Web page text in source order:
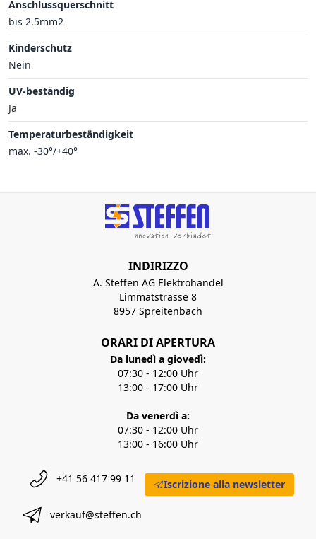
Anschlussquerschnitt
bis 2.5mm2
Kinderschutz
Nein
UV-beständig
Ja
Temperaturbeständigkeit
max. -30°/+40°
INDIRIZZO
A. Steffen AG Elektrohandel
Limmatstrasse 8
8957 Spreitenbach
ORARI DI APERTURA
Da lunedì a giovedì:
07:30 - 12:00 Uhr
13:00 - 17:00 Uhr
Da venerdì a:
07:30 - 12:00 Uhr
13:00 - 16:00 Uhr
+41 56 417 99 11
verkauf@steffen.ch
Iscrizione alla newsletter